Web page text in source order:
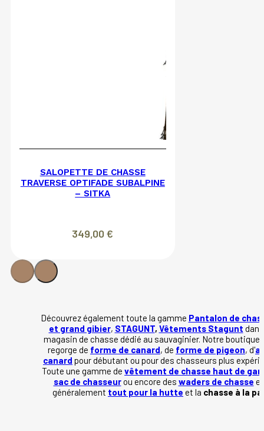
SALOPETTE DE CHASSE
TRAVERSE OPTIFADE SUBALPINE
– SITKA
349,00€
Découvrez également toute la gamme Pantalon de
et grand gibier, STAGUNT, Vêtements Stagunt
magasin de chasse dédié au sauvaginier. Notre boutique
regorge de forme de canard, de forme de pigeon, d'
canard pour débutant ou pour des chasseurs plus
Toute une gamme de vêtement de chasse haut de
sac de chasseurou encore des waders de chasse
généralement tout pour la hutte et la chasse à la